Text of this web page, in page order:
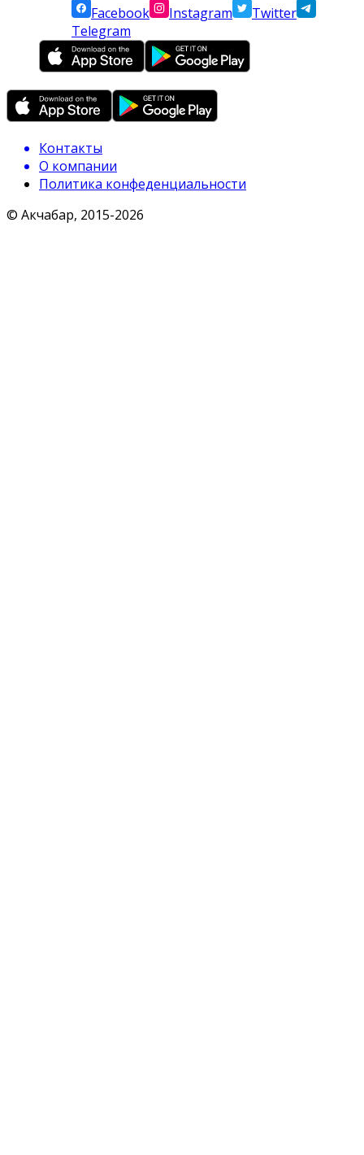
Facebook
Instagram
Twitter
Telegram
Контакты
О компании
Политика конфеденциальности
© Акчабар, 2015-2026